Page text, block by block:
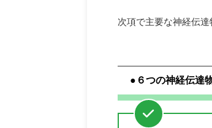
次項で主要な神経伝
●６つの神経伝達